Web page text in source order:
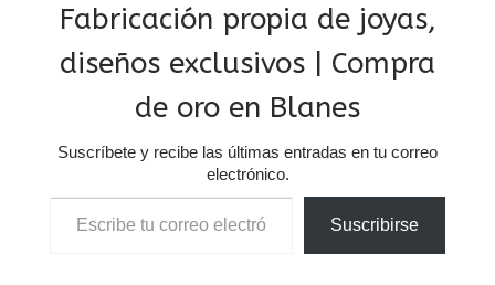
Fabricación propia de joyas,
diseños exclusivos | Compra
de oro en Blanes
Suscríbete y recibe las últimas entradas en tu correo
electrónico.
Escribe tu correo electrónico…
Suscribirse